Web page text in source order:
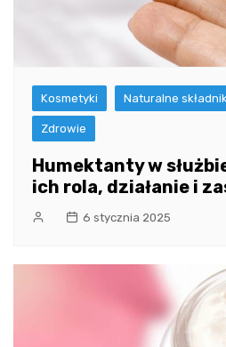
Kosmetyki Naturalne
Zdrowie
Humektanty w
ich rola, działanie i
6 stycznia 2025